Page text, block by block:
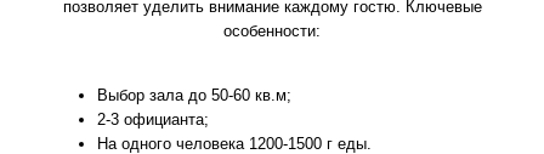
позволяет уделить внимание каждому гостю. Ключевые
особенности:
Выбор зала до 50-60 кв.м;
2-3 официанта;
На одного человека 1200-1500 г еды.